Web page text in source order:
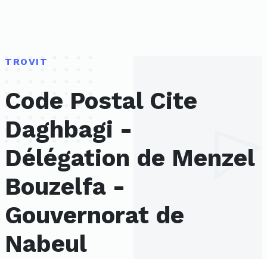
TROVIT
Code Postal Cite
Daghbagi -
Délégation de Menzel
Bouzelfa -
Gouvernorat de
Nabeul